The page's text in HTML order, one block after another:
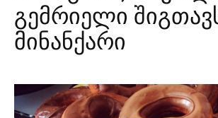
გემრიელი
მინანქარი